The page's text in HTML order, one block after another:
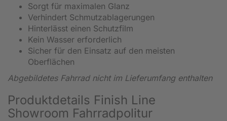
Sorgt für maximalen Glanz
Verhindert Schmutzablagerungen
Hinterlässt einen Schutzfilm
Kein Wasser erforderlich
Sicher für den Einsatz auf den meisten
Oberflächen
Abgebildetes Fahrrad nicht im Lieferumfang enthalten
Produktdetails Finish Line
Showroom Fahrradpolitur